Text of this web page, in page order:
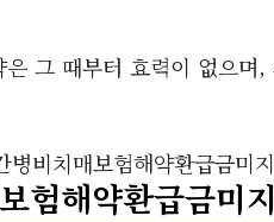
그 때부터 효력이 없으며
비치매보험해약환급금미
험해약환급금미